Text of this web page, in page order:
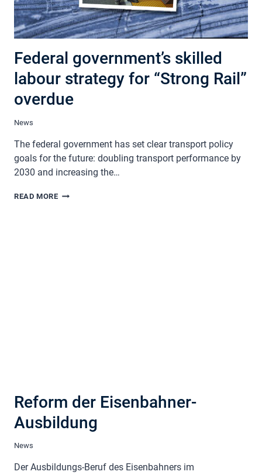
Federal government’s skilled
labour strategy for “Strong Rail”
overdue
News
The federal government has set clear transport policy
goals for the future: doubling transport performance by
2030 and increasing the…
READ MOREFEDERAL
Reform der Eisenbahner-
Ausbildung
News
Der Ausbildungs-Beruf des Eisenbahners im